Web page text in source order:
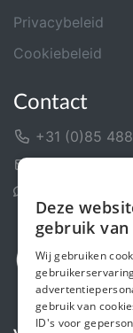
Privacybeleid
Cookiebeleid
Contact
+31 (0)85
Deze
gebruik van
Wij gebruiken
gebruik van
ID's voor